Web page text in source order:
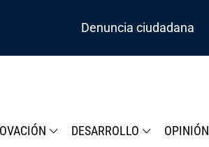
Denuncia ciudadana
DESARROLLO OPINIÓN